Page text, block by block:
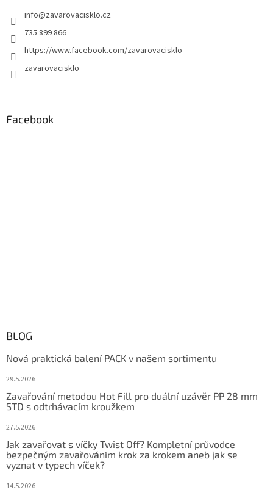
info@zavarovacisklo.cz
735 899 866
https://www.facebook.com/zavarovacisklo
zavarovacisklo
Facebook
BLOG
Nová praktická balení PACK v našem sortimentu
29.5.2026
Zavařování metodou Hot Fill pro duální uzávěr PP 28 mm
STD s odtrhávacím kroužkem
27.5.2026
Jak zavařovat s víčky Twist Off? Kompletní průvodce
bezpečným zavařováním krok za krokem aneb jak se
vyznat v typech víček?
14.5.2026